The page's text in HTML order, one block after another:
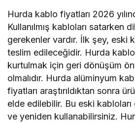
Hurda kablo fiyatları 2026
Kullanılmış kabloları satarken
gerekenler vardır. İlk şey, eski
teslim edileceğidir. Hurda
kurtulmak için geri dönüşüm
olmalıdır. Hurda alüminyum
fiyatları araştırıldıktan sonra
elde edilebilir. Bu eski
ve yeniden kullanabilirsiniz.